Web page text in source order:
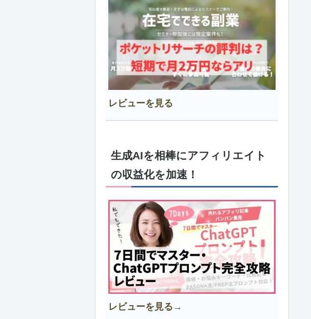
レビューを見る
生成AIを相棒にアフィリエイト
の収益化を加速！
レビューを見る→